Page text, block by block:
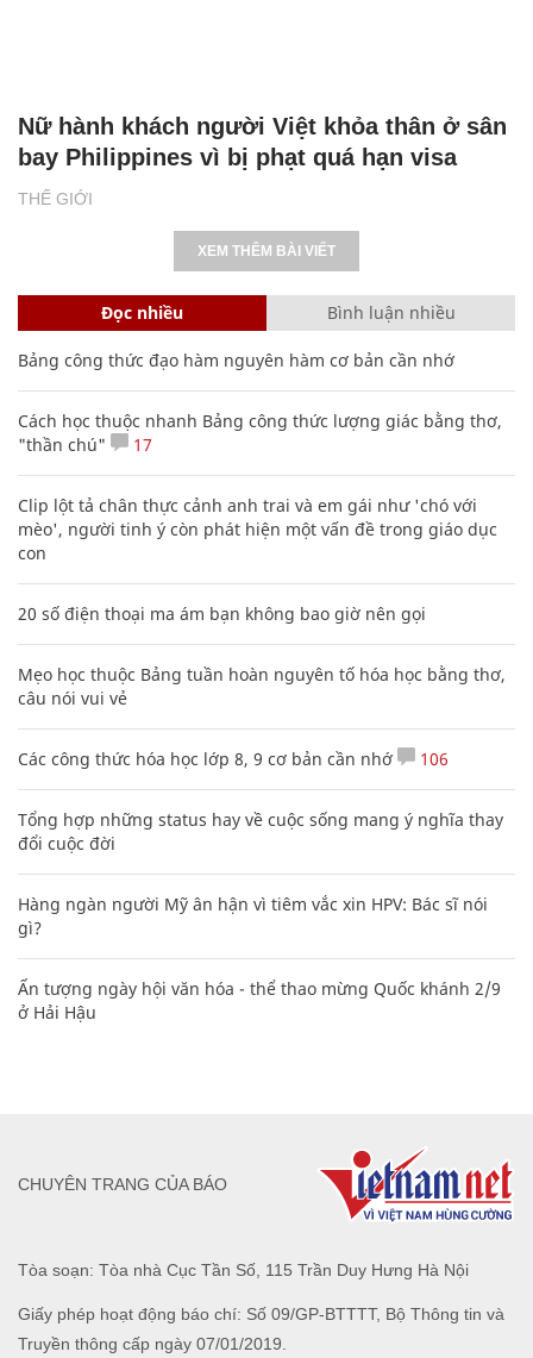
THẾ GIỚI
Nữ hành khách người Việt khỏa thân ở sân
bay Philippines vì bị phạt quá hạn visa
XEM THÊM BÀI VIẾT
Đọc nhiều Bình luận nhiều
Bảng công thức đạo hàm nguyên hàm cơ bản cần nhớ
Cách học thuộc nhanh Bảng công thức lượng giác bằng thơ,
"thần chú"
17
Clip lột tả chân thực cảnh anh trai và em gái như 'chó với
mèo', người tinh ý còn phát hiện một vấn đề trong giáo dục
con
20 số điện thoại ma ám bạn không bao giờ nên gọi
Mẹo học thuộc Bảng tuần hoàn nguyên tố hóa học bằng thơ,
câu nói vui vẻ
Các công thức hóa học lớp 8, 9 cơ bản cần nhớ 106
Tổng hợp những status hay về cuộc sống mang ý nghĩa thay
đổi cuộc đời
Hàng ngàn người Mỹ ân hận vì tiêm vắc xin HPV: Bác sĩ nói
gì?
Ấn tượng ngày hội văn hóa - thể thao mừng Quốc khánh 2/9
ở Hải Hậu
Tòa soạn: Tòa nhà Cục Tần Số, 115 Trần Duy Hưng Hà Nội
Giấy phép hoạt động báo chí: Số 09/GP-BTTTT, Bộ Thông tin và
Truyền thông cấp ngày 07/01/2019.
CHUYÊN TRANG CỦA BÁO